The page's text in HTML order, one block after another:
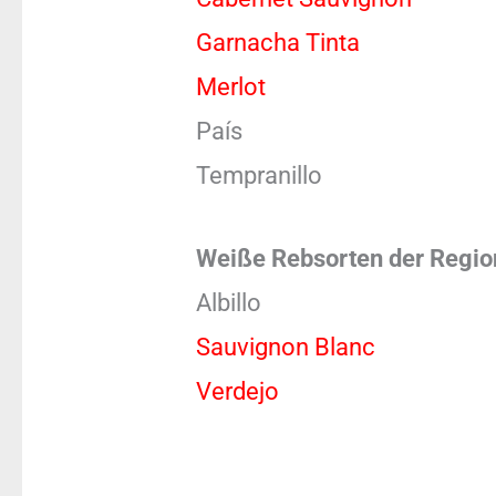
Garnacha Tinta
Merlot
País
Tempranillo
Weiße Rebsorten der
Albillo
Sauvignon Blanc
Verdejo